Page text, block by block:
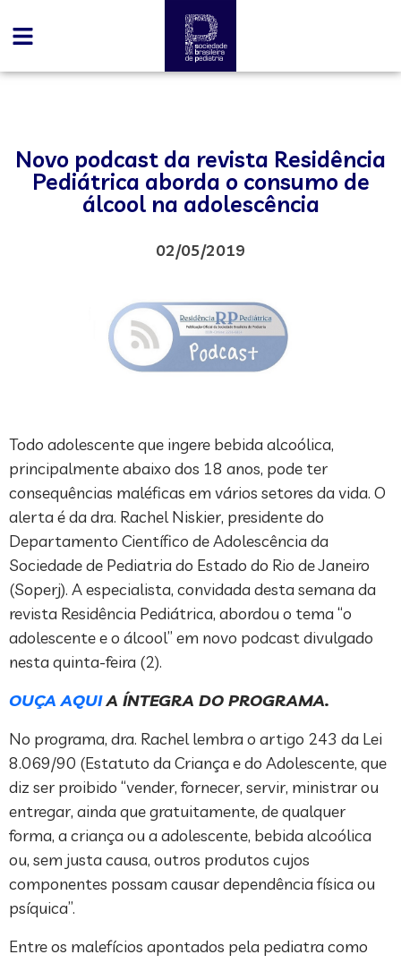
Novo podcast da revista Residência
Pediátrica aborda o consumo de
álcool na adolescência
02/05/2019
Todo adolescente que ingere bebida alcoólica,
principalmente abaixo dos 18 anos, pode ter
consequências maléficas em vários setores da vida. O
alerta é da dra. Rachel Niskier, presidente do
Departamento Científico de Adolescência da
Sociedade de Pediatria do Estado do Rio de Janeiro
(Soperj). A especialista, convidada desta semana da
revista Residência Pediátrica, abordou o tema “o
adolescente e o álcool” em novo podcast divulgado
nesta quinta-feira (2).
OUÇA AQUIA ÍNTEGRA DO PROGRAMA.
No programa, dra. Rachel lembra o artigo 243 da Lei
8.069/90 (Estatuto da Criança e do Adolescente, que
diz ser proibido “vender, fornecer, servir, ministrar ou
entregar, ainda que gratuitamente, de qualquer
forma, a criança ou a adolescente, bebida alcoólica
ou, sem justa causa, outros produtos cujos
componentes possam causar dependência física ou
psíquica”.
Entre os malefícios apontados pela pediatra como